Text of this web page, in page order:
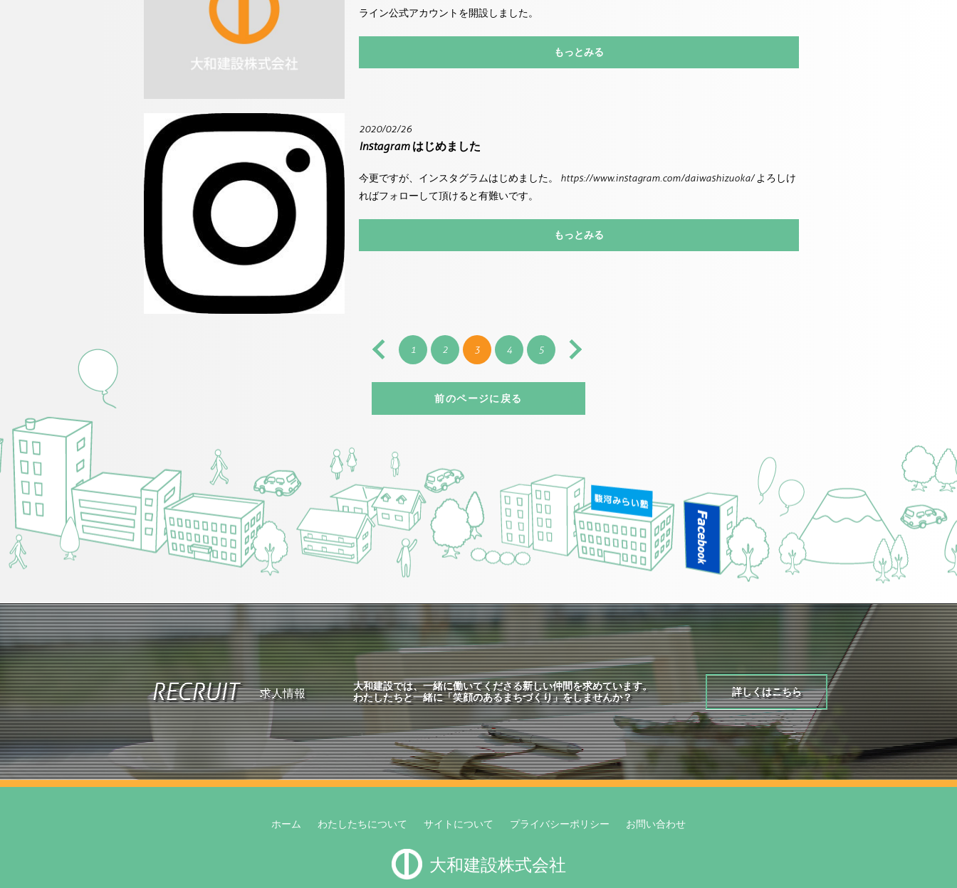
ライン公式アカウントを開設しました。
もっとみる
2020/02/26
Instagram はじめました
今更ですが、インスタグラムはじめました。 https://www.instagram.com/daiwashizuoka/ よろしけ
ればフォローして頂けると有難いです。
もっとみる
1 2 3 4 5
前のページに戻る
RECRUIT 求人情報
大和建設では、一緒に働いてくださる新しい仲間を求めています。
わたしたちと一緒に「笑顔のあるまちづくり」をしませんか？
詳しくはこちら
ホーム わたしたちについて サイトについて プライバシーポリシー お問い合わせ
大和建設株式会社